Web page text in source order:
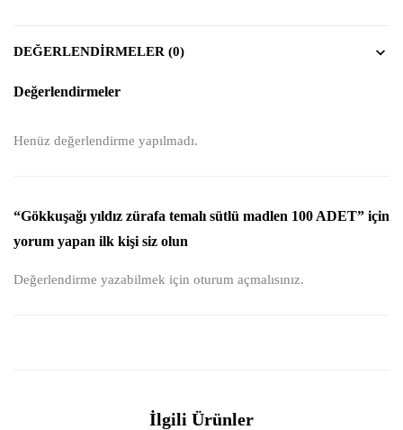
DEĞERLENDIRMELER (0)
Değerlendirmeler
Henüz değerlendirme yapılmadı.
“Gökkuşağı yıldız zürafa temalı sütlü madlen 100 ADET” için
yorum yapan ilk kişi siz olun
Değerlendirme yazabilmek için oturum açmalısınız.
İlgili Ürünler